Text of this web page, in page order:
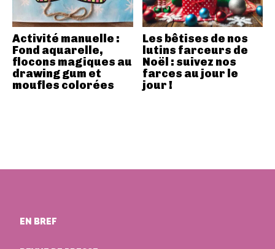
Activité manuelle :
Fond aquarelle,
flocons magiques au
drawing gum et
moufles colorées
Les bêtises de nos
lutins farceurs de
Noël : suivez nos
farces au jour le
jour !
EN BREF